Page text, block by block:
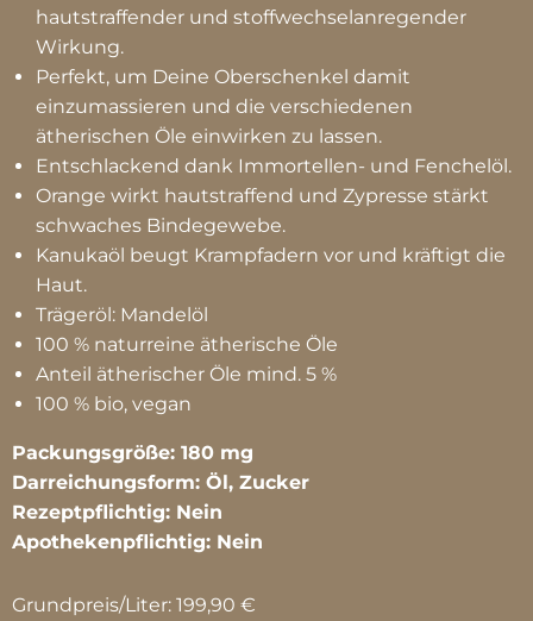
hautstraffender und stoffwechselanregender
Wirkung.
Perfekt, um Deine Oberschenkel damit
einzumassieren und die verschiedenen
ätherischen Öle einwirken zu lassen.
Entschlackend dank Immortellen- und Fenchelöl.
Orange wirkt hautstraffend und Zypresse stärkt
schwaches Bindegewebe.
Kanukaöl beugt Krampfadern vor und kräftigt die
Haut.
Trägeröl: Mandelöl
100 % naturreine ätherische Öle
Anteil ätherischer Öle mind. 5 %
100 % bio, vegan
Packungsgröße: 180 mg
Darreichungsform: Öl, Zucker
Rezeptpflichtig: Nein
Apothekenpflichtig: Nein
Grundpreis/Liter: 199,90 €